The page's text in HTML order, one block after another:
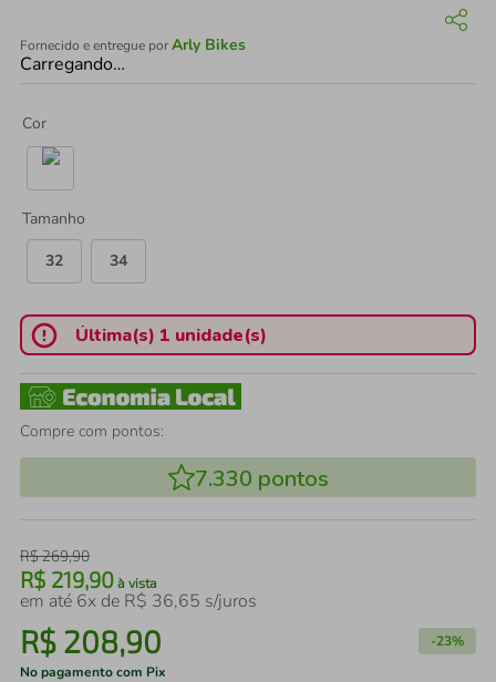
Fornecido e entregue porArly Bikes
Carregando…
Cor
Tamanho
32
34
Última(s) 1 unidade(s)
Compre com pontos:
7.330 pontos
R$269,90
R$ 219,90 à vista
em até 6x de R$ 36,65 s/juros
R$ 208,90 -23%
No pagamento com Pix